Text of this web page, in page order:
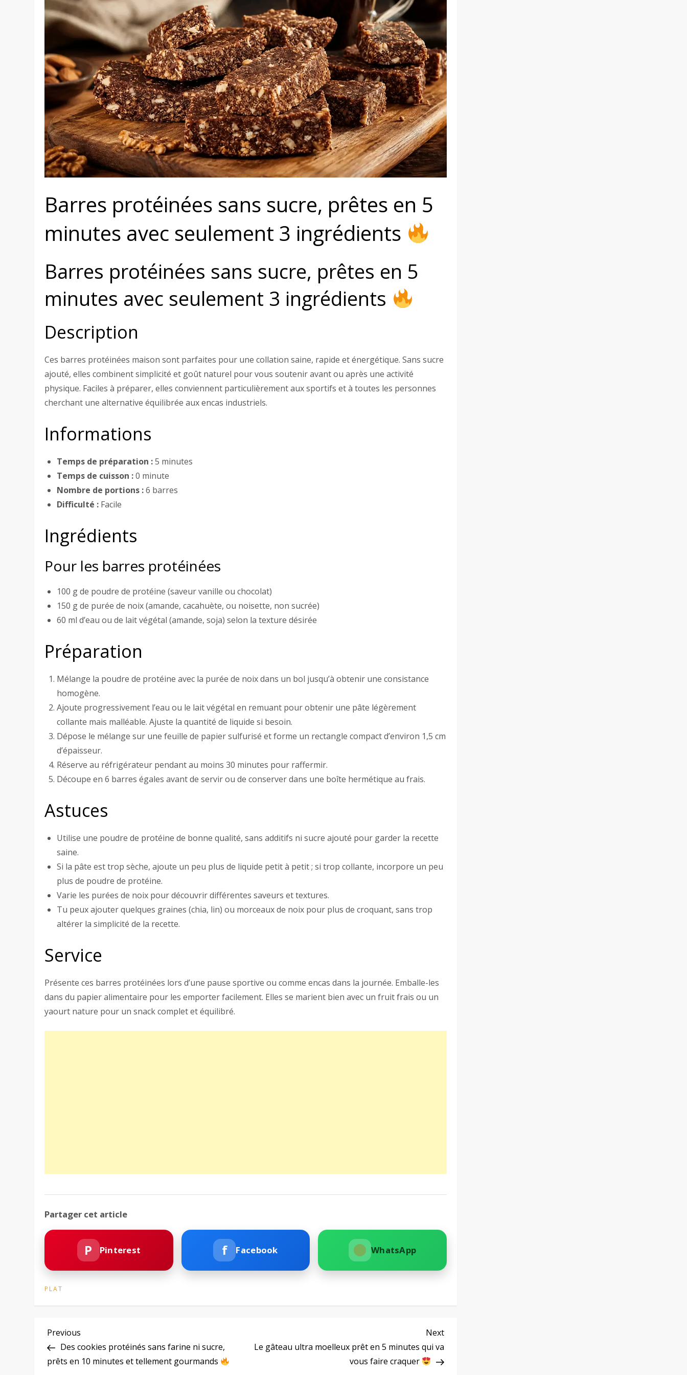
Barres protéinées sans sucre, prêtes en 5
minutes avec seulement 3 ingrédients
Barres protéinées sans sucre, prêtes en 5
minutes avec seulement 3 ingrédients
Description
Ces barres protéinées maison sont parfaites pour une collation saine, rapide et énergétique. Sans sucre
ajouté, elles combinent simplicité et goût naturel pour vous soutenir avant ou après une activité
physique. Faciles à préparer, elles conviennent particulièrement aux sportifs et à toutes les personnes
cherchant une alternative équilibrée aux encas industriels.
Informations
Temps de préparation :5 minutes
Temps de cuisson :0 minute
Nombre de portions :6 barres
Difficulté : Facile
Ingrédients
Pour les barres protéinées
100 g de poudre de protéine (saveur vanille ou chocolat)
150 g de purée de noix (amande, cacahuète, ou noisette, non sucrée)
60 ml d’eau ou de lait végétal (amande, soja) selon la texture désirée
Préparation
Mélange la poudre de protéine avec la purée de noix dans un bol jusqu’à obtenir une consistance
homogène.
Ajoute progressivement l’eau ou le lait végétal en remuant pour obtenir une pâte légèrement
collante mais malléable. Ajuste la quantité de liquide si besoin.
Dépose le mélange sur une feuille de papier sulfurisé et forme un rectangle compact d’environ 1,5 cm
d’épaisseur.
Réserve au réfrigérateur pendant au moins 30 minutes pour raffermir.
Découpe en 6 barres égales avant de servir ou de conserver dans une boîte hermétique au frais.
Astuces
Utilise une poudre de protéine de bonne qualité, sans additifs ni sucre ajouté pour garder la recette
saine.
Si la pâte est trop sèche, ajoute un peu plus de liquide petit à petit ; si trop collante, incorpore un peu
plus de poudre de protéine.
Varie les purées de noix pour découvrir différentes saveurs et textures.
Tu peux ajouter quelques graines (chia, lin) ou morceaux de noix pour plus de croquant, sans trop
altérer la simplicité de la recette.
Service
Présente ces barres protéinées lors d’une pause sportive ou comme encas dans la journée. Emballe-les
dans du papier alimentaire pour les emporter facilement. Elles se marient bien avec un fruit frais ou un
yaourt nature pour un snack complet et équilibré.
Partager cet article
P Pinterest f Facebook WhatsApp
PLAT
N
a
Previous
Post
Previous
Des cookies protéinés sans farine ni sucre,
prêts en 10 minutes et tellement gourmands
Next
Post
Next
Le gâteau ultra moelleux prêt en 5 minutes qui va
vous faire craquer